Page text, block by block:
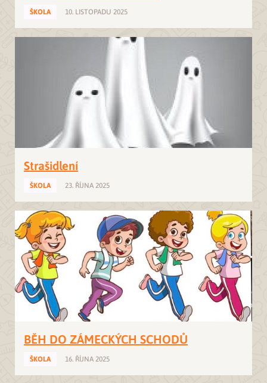
ŠKOLA 10. LISTOPADU 2025
Strašidlení
ŠKOLA 23. ŘÍJNA 2025
BĚH DO ZÁMECKÝCH SCHODŮ
ŠKOLA 16. ŘÍJNA 2025